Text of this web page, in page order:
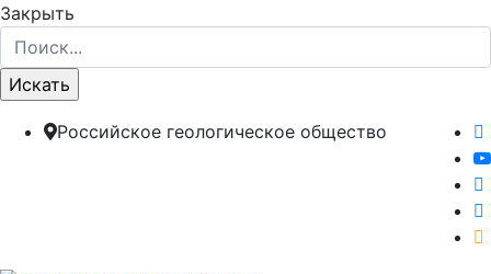
Закрыть
Российское геологическое общество